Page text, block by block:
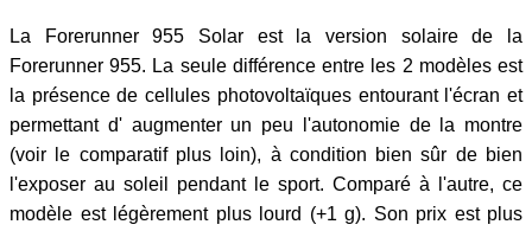
La Forerunner 955 Solar est la version solaire de la
Forerunner 955. La seule différence entre les 2 modèles est
la présence de cellules photovoltaïques entourant l'écran et
permettant d' augmenter un peu l'autonomie de la montre
(voir le comparatif plus loin), à condition bien sûr de bien
l'exposer au soleil pendant le sport. Comparé à l'autre, ce
modèle est légèrement plus lourd (+1 g). Son prix est plus